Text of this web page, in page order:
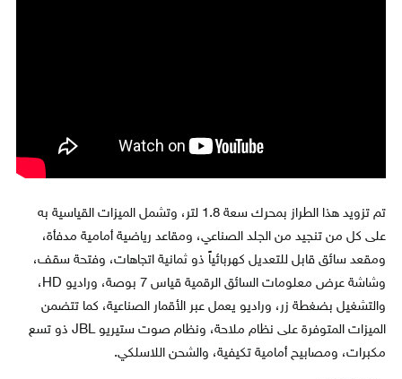
تم تزويد هذا الطراز بمحرك سعة 1.8 لتر، وتشمل الميزات القياسية به
على كل من تنجيد من الجلد الصناعي، ومقاعد رياضية أمامية مدفأة،
ومقعد سائق قابل للتعديل كهربائياً ذو ثمانية اتجاهات، وفتحة سقف،
وشاشة عرض معلومات السائق الرقمية قياس 7 بوصة، وراديو HD،
والتشغيل بضغطة زر، وراديو يعمل عبر الأقمار الصناعية، كما تتضمن
الميزات المتوفرة على نظام ملاحة، ونظام صوت ستيريو JBL ذو تسع
مكبرات، ومصابيح أمامية تكيفية، والشحن اللاسلكي.